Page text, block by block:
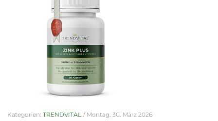
Kategorien: TRENDVITAL / Montag, 30. März 2026